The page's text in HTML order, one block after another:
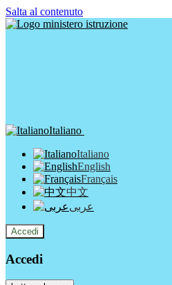
Salta al contenuto
Italiano
Italiano
English
Français
中文
عربى
Accedi
Accedi